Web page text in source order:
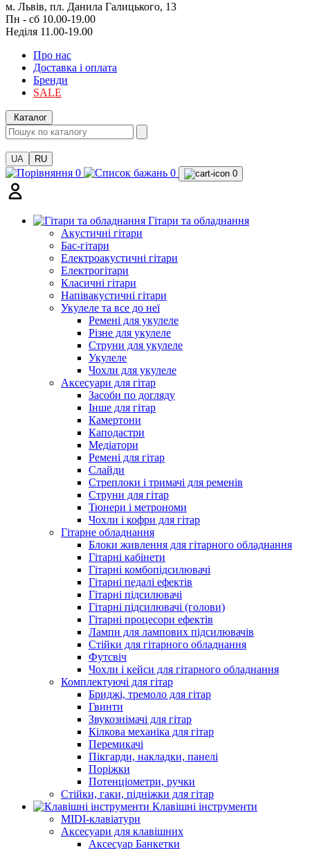
м. Львів, пл. Данила Галицького, 13
Пн - сб 10.00-19.00
Неділя 11.00-19.00
Про нас
Доставка і оплата
Бренди
SALE
Каталог
UA RU
0 0 0
Гітари та обладнання
Акустичні гітари
Бас-гітари
Електроакустичні гітари
Електрогітари
Класичні гітари
Напівакустичні гітари
Укулеле та все до неї
Ремені для укулеле
Різне для укулеле
Струни для укулеле
Укулеле
Чохли для укулеле
Аксесуари для гітар
Засоби по догляду
Інше для гітар
Камертони
Каподастри
Медіатори
Ремені для гітар
Слайди
Стреплоки і тримачі для ременів
Струни для гітар
Тюнери і метрономи
Чохли і кофри для гітар
Гітарне обладнання
Блоки живлення для гітарного обладнання
Гітарні кабінети
Гітарні комбопідсилювачі
Гітарні педалі ефектів
Гітарні підсилювачі
Гітарні підсилювачі (голови)
Гітарні процесори ефектів
Лампи для лампових підсилювачів
Стійки для гітарного обладнання
Футсвіч
Чохли і кейси для гітарного обладнання
Комплектуючі для гітар
Бриджі, тремоло для гітар
Гвинти
Звукознімачі для гітар
Кілкова механіка для гітар
Перемикачі
Пікгарди, накладки, панелі
Поріжки
Потенціометри, ручки
Стійки, гаки, підніжки для гітар
Клавішні інструменти
MIDI-клавіатури
Аксесуари для клавішних
Аксесуар Банкетки